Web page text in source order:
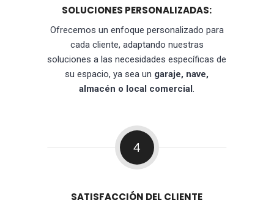
SOLUCIONES PERSONALIZADAS:
Ofrecemos un enfoque personalizado para
cada cliente, adaptando nuestras
soluciones a las necesidades específicas de
su espacio, ya sea un garaje, nave,
almacén o local comercial.
4
SATISFACCIÓN DEL CLIENTE